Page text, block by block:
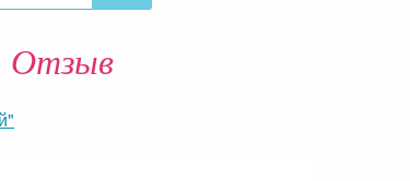
Отзыв